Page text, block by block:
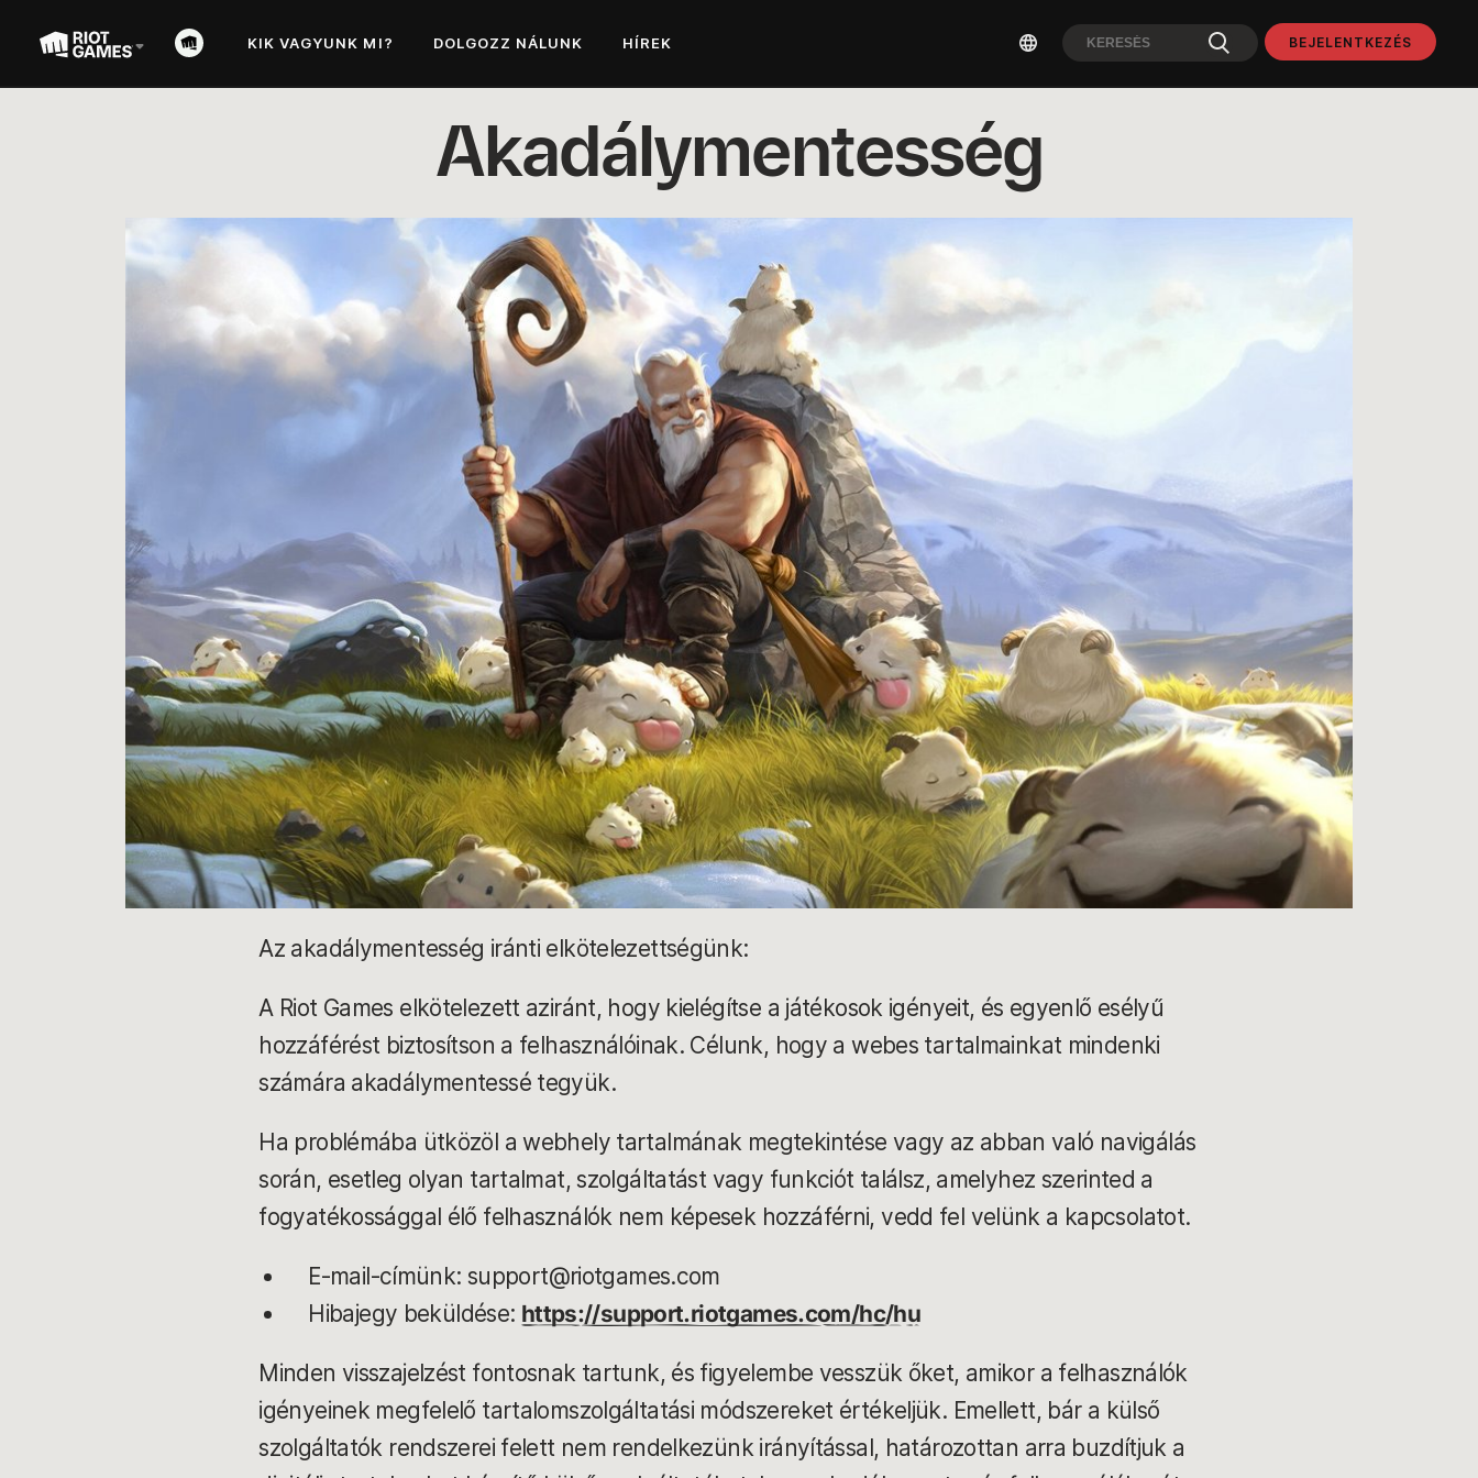
KIK VAGYUNK MI? DOLGOZZ NÁLUNK HÍREK BEJELENTKEZÉS
Akadálymentesség
Az akadálymentesség iránti elkötelezettségünk:
A Riot Games elkötelezett aziránt, hogy kielégítse a játékosok igényeit, és egyenlő esélyű
hozzáférést biztosítson a felhasználóinak. Célunk, hogy a webes tartalmainkat mindenki
számára akadálymentessé tegyük.
Ha problémába ütközöl a webhely tartalmának megtekintése vagy az abban való navigálás
során, esetleg olyan tartalmat, szolgáltatást vagy funkciót találsz, amelyhez szerinted a
fogyatékossággal élő felhasználók nem képesek hozzáférni, vedd fel velünk a kapcsolatot.
E-mail-címünk: support@riotgames.com
Hibajegy beküldése: https://support.riotgames.com/hc/hu
Minden visszajelzést fontosnak tartunk, és figyelembe vesszük őket, amikor a felhasználók
igényeinek megfelelő tartalomszolgáltatási módszereket értékeljük. Emellett, bár a külső
szolgáltatók rendszerei felett nem rendelkezünk irányítással, határozottan arra buzdítjuk a